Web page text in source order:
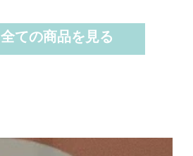
全ての商品を見る